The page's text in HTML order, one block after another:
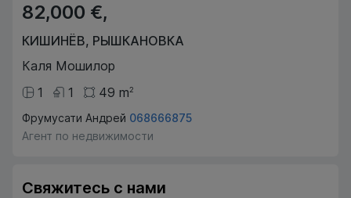
82,000 €,
КИШИНЁВ, РЫШКАНОВКА
Каля Мошилор
1
1 49 m2
Фрумусати Андрей 068666875
Агент по недвижимости
Свяжитесь с нами